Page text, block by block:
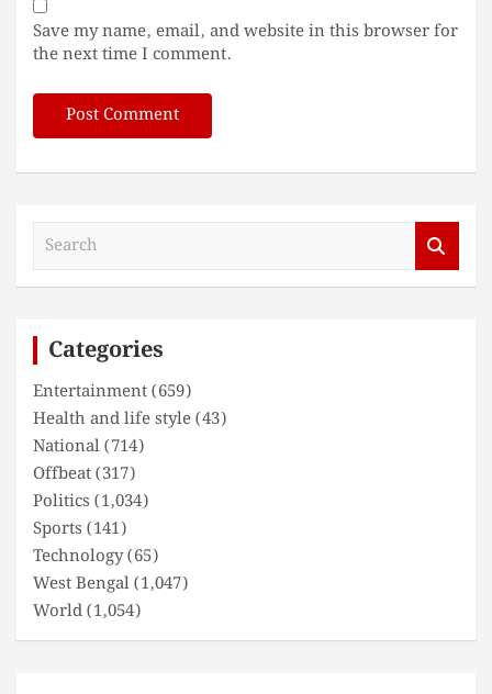
Save my name, email, and website in this browser for
the next time I comment.
Categories
Entertainment(659)
Health and life style(43)
National(714)
Offbeat(317)
Politics (1,034)
Sports (141)
Technology(65)
West Bengal(1,047)
World(1,054)